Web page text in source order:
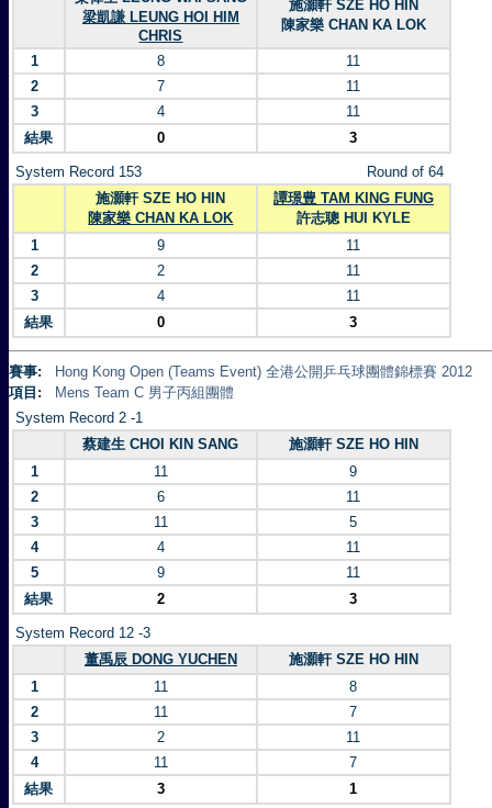
梁凱謙 LEUNG HOI HIM
CHRIS
施灝軒 SZE HO HIN
陳家樂 CHAN KA LOK
1 8
11
2
7
11
3
4
11
結果
0 3
System Record 153
Round of 64
施灝軒 SZE HO HIN
陳家樂 CHAN KA LOK
譚璟豊 TAM KING FUNG
許志聰 HUI KYLE
1
9
11
2
2
11
3
4
11
結果
0 3
賽事:
Hong Kong Open (Teams Event) 全港公開乒乓球團體錦標賽 2012
項目:
Mens Team C 男子丙組團體
System Record 2 -1
蔡建生 CHOI KIN SANG
施灝軒 SZE HO HIN
1
11
9
2
6
11
3
11
5
4
4
11
5
9
11
結果
2 3
System Record 12 -3
董禹辰 DONG YUCHEN
施灝軒 SZE HO HIN
1
11
8
2
11
7
3
2
11
4
11
7
結果
3 1